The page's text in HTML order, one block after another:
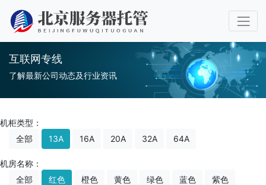
互联网专线
了解最新公司动态及行业资讯
机柜类型：
全部
13A 16A 20A 32A 64A
机房名称：
全部
红色 橙色 黄色 绿色 蓝色 紫色